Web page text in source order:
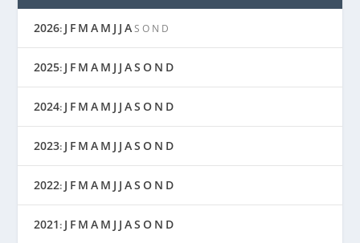
2026: J F M A M J J A S O N D
2025: J F M A M J J AS O N D
2024: J F M A M J J AS O N D
2023: J F M A M J J AS O N D
2022: J F M A M J J AS O N D
2021: J F M A M J J AS O N D